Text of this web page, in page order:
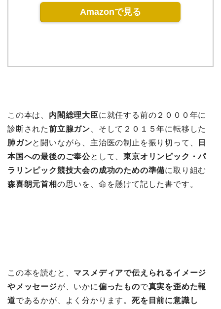
Amazonで見る
この本は、 内閣総理大臣に就任する前の２０００年に
診断された前立腺ガン 、そして２０１５年に転移した
肺ガンと闘いながら、主治医の制止を振り切って、
日
本国への最後のご奉公として、東京オリンピック・パ
ラリンピック競技大会の成功のための準備に取り組む
森喜朗元首相の思いを、命を懸けて記した書です。
この本を読むと、 マスメディアで伝えられるイメージ
やメッセージが、いかに偏ったもので真実を歪めた報
道であるかが、よく分かります。死を目前に意識し